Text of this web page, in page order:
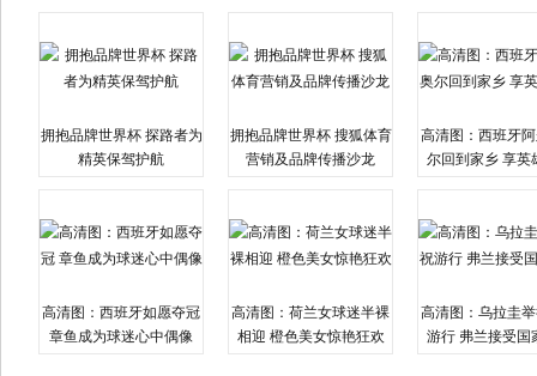
拥抱品牌世界杯 探路者为
精英保驾护航
拥抱品牌世界杯 搜狐体育
营销及品牌传播沙龙
高清图：西班牙
尔回到家乡 享英
高清图：西班牙如愿夺冠
章鱼成为球迷心中偶像
高清图：荷兰女球迷半裸
相迎 橙色美女惊艳狂欢
高清图：乌拉圭
游行 弗兰接受国